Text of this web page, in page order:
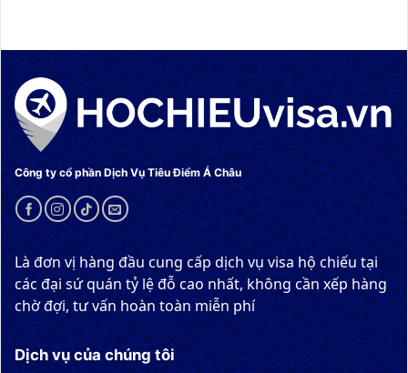
Công ty cổ phần Dịch Vụ Tiêu Điểm Á Châu
Là đơn vị hàng đầu cung cấp dịch vụ visa hộ chiếu tại
các đại sứ quán tỷ lệ đỗ cao nhất, không cần xếp hàng
chờ đợi, tư vấn hoàn toàn miễn phí
Dịch vụ của chúng tôi